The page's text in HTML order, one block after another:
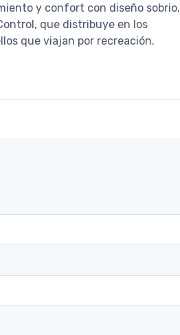
y confort con diseño sobrio,
que distribuye en los
que viajan por recreación.